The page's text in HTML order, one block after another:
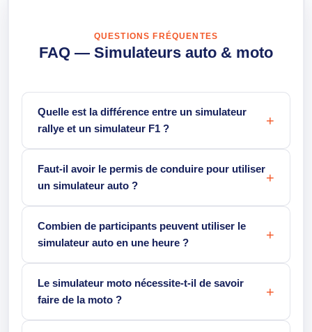
QUESTIONS FRÉQUENTES
FAQ — Simulateurs auto & moto
Quelle est la différence entre un simulateur
rallye et un simulateur F1 ?
Faut-il avoir le permis de conduire pour utiliser
un simulateur auto ?
Combien de participants peuvent utiliser le
simulateur auto en une heure ?
Le simulateur moto nécessite-t-il de savoir
faire de la moto ?